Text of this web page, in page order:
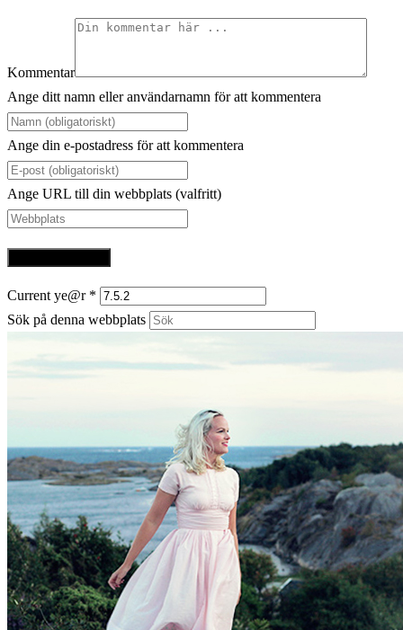
Kommentar
Ange ditt namn eller användarnamn för att kommentera
Ange din e-postadress för att kommentera
Ange URL till din webbplats (valfritt)
Current ye@r *
Sök på denna webbplats